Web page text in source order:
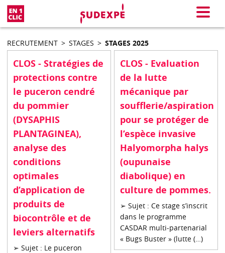
Menu
RECRUTEMENT > STAGES > STAGES 2025
CLOS - Stratégies de
protections contre
le puceron cendré
du pommier
(DYSAPHIS
PLANTAGINEA),
analyse des
conditions
optimales
d’application de
produits de
biocontrôle et de
leviers alternatifs
➢ Sujet : Le puceron
CLOS - Evaluation
de la lutte
mécanique par
soufflerie/aspiration
pour se protéger de
l’espèce invasive
Halyomorpha halys
(oupunaise
diabolique) en
culture de pommes.
➢ Sujet : Ce stage s’inscrit
dans le programme
CASDAR multi-partenarial
« Bugs Buster » (lutte (…)